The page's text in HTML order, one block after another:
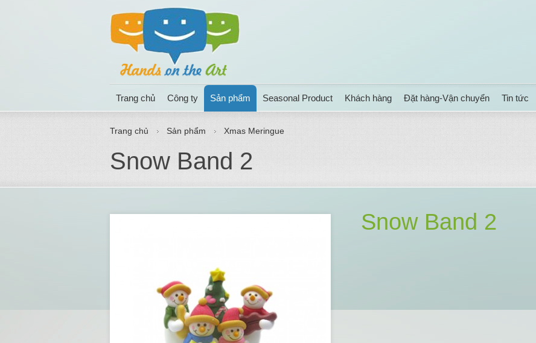
Trang chủ Công ty Sản phẩm Seasonal Product Khách hàng Đặt hàng-Vận chuyển Tin tức
Trang chủ Sản phẩm Xmas Meringue
Snow Band 2
Snow Band 2